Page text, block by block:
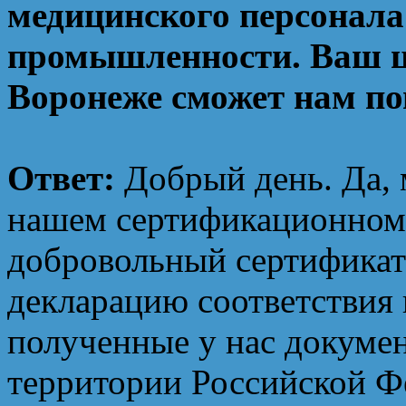
медицинского
промышленности. Ваш
Воронеже сможет нам
Ответ: Добрый день.
нашем
добровольный
декларацию
полученные у нас
территории Российской